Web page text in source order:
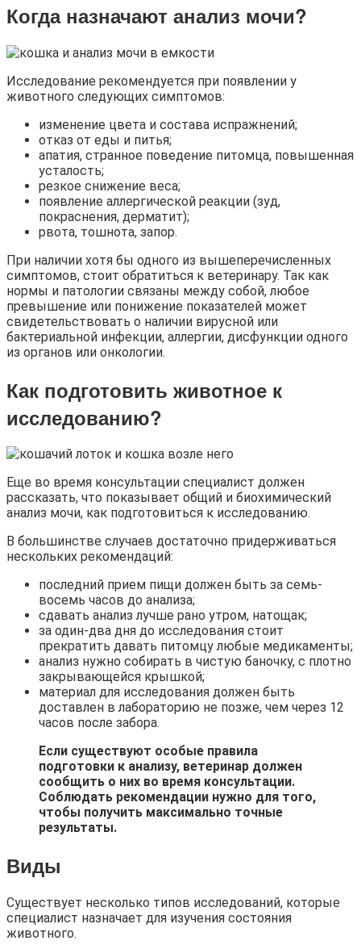
Когда назначают анализ мочи?
Исследование рекомендуется при появлении у
животного следующих симптомов:
изменение цвета и состава испражнений;
отказ от еды и питья;
апатия, странное поведение питомца, повышенная
усталость;
резкое снижение веса;
появление аллергической реакции (зуд,
покраснения, дерматит);
рвота, тошнота, запор.
При наличии хотя бы одного из вышеперечисленных
симптомов, стоит обратиться к ветеринару. Так как
нормы и патологии связаны между собой, любое
превышение или понижение показателей может
свидетельствовать о наличии вирусной или
бактериальной инфекции, аллергии, дисфункции одного
из органов или онкологии.
Как подготовить животное к
исследованию?
Еще во время консультации специалист должен
рассказать, что показывает общий и биохимический
анализ мочи, как подготовиться к исследованию.
В большинстве случаев достаточно придерживаться
нескольких рекомендаций:
последний прием пищи должен быть за семь-
восемь часов до анализа;
сдавать анализ лучше рано утром, натощак;
за один-два дня до исследования стоит
прекратить давать питомцу любые медикаменты;
анализ нужно собирать в чистую баночку, с плотно
закрывающейся крышкой;
материал для исследования должен быть
доставлен в лабораторию не позже, чем через 12
часов после забора.
Если существуют особые правила
подготовки к анализу, ветеринар должен
сообщить о них во время консультации.
Соблюдать рекомендации нужно для того,
чтобы получить максимально точные
результаты.
Виды
Существует несколько типов исследований, которые
специалист назначает для изучения состояния
животного.